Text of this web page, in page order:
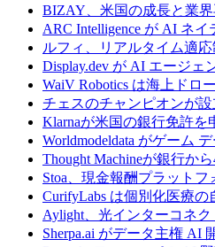
BIZAY、米国の成長と業
ARC Intelligence が AI ネ
ルフィ、リアルタイム適
Display.dev が AI エージ
WaiV Robotics は海上ドロ
チェスのチャンピオンが
Klarnaが米国の銀行免許を
Worldmodeldata がゲーム
Thought Machineが銀行か
Stoa、現金報酬プラット
CurifyLabs は個別化医療
Aylight、光インターコネ
Sherpa.ai がデータ主権 AI